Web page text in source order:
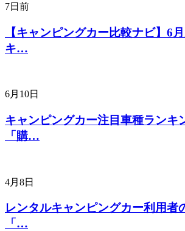
7日前
【キャンピングカー比較ナビ】6
キ…
6月10日
キャンピングカー注目車種ランキ
「購…
4月8日
レンタルキャンピングカー利用者
「…